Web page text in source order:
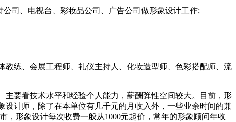
司、电视台、彩妆品公司、广告公司做形象设计工作;
练、会展工程师、礼仪主持人、化妆造型师、色彩搭配师、流
要看技术水平和经验个人能力，薪酬弹性空间较大。目前，形
计师，除了在本单位有几千元的月收入外，一些业余时间的兼
形象设计每次收费一般从1000元起价，常年的形象顾问年收